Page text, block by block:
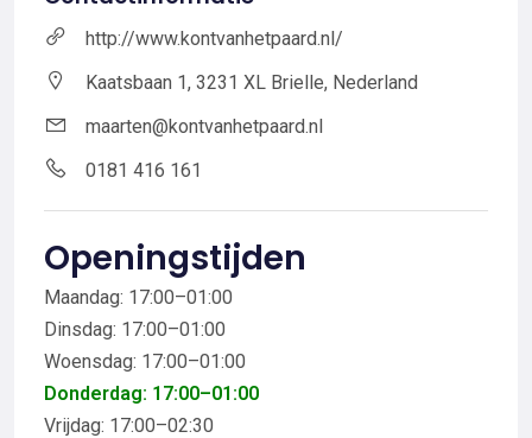
http://www.kontvanhetpaard.nl/
Kaatsbaan 1, 3231 XL Brielle, Nederland
maarten@kontvanhetpaard.nl
0181 416 161
Openingstijden
Maandag: 17:00–01:00
Dinsdag: 17:00–01:00
Woensdag: 17:00–01:00
Donderdag: 17:00–01:00
Vrijdag: 17:00–02:30